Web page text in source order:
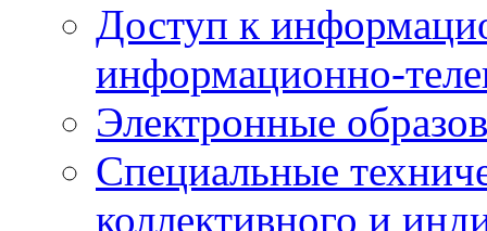
Доступ к
информационно-
Электронные
Специальные
коллективного и